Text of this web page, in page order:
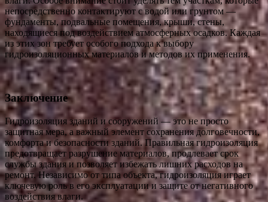
непосредственно контактируют с водой или грунтом —
фундаменты, подвальные помещения, крыши, стены,
находящиеся под воздействием атмосферных осадков. Каждая
из этих зон требует особого подхода к выбору
гидроизоляционных материалов и методов их применения.
Заключение
Гидроизоляция зданий и сооружений — это не просто
защитная мера, а важный элемент сохранения долговечности,
комфорта и безопасности зданий. Правильная гидроизоляция
предотвращает разрушение материалов, продлевает срок
службы здания и позволяет избежать лишних расходов на
ремонт. Независимо от типа объекта, гидроизоляция играет
ключевую роль в его эксплуатации и защите от негативного
воздействия влаги.